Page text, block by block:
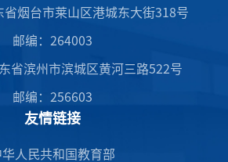
省烟台市莱山区港城东大街318号
邮编：264003
省滨州市滨城区黄河三路522号
邮编：256603
友情链接
华人民共和国教育部